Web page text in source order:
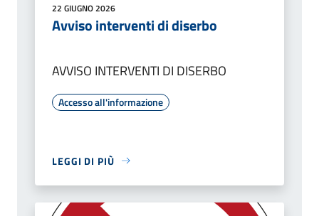
22 GIUGNO 2026
Avviso interventi di diserbo
AVVISO INTERVENTI DI DISERBO
Accesso all'informazione
LEGGI DI PIÙ